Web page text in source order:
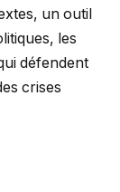
un outil
les
défendent
crises